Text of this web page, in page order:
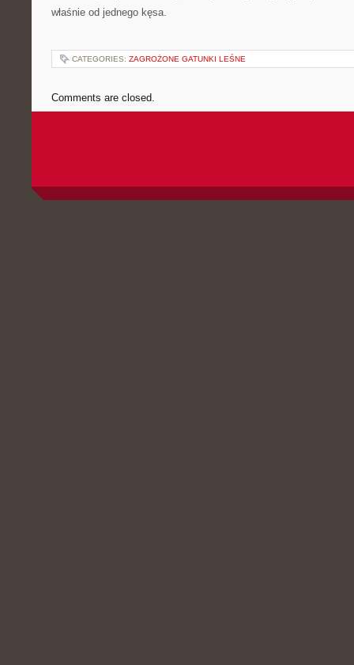
właśnie od jednego kęsa.
CATEGORIES: ZAGROŻONE GATUNKI LEŚNE
Comments are closed.